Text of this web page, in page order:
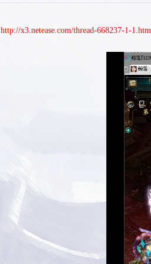
http://x3.netease.com/thread-668237-1-